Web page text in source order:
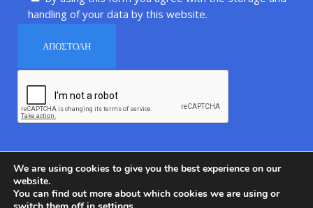
handling of your data by this website.
We are using cookies to give you the best experience on our
website.
You can find out more about which cookies we are using or